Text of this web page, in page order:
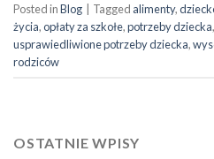
Posted inBlog Tagged alimenty,
życia,opłaty za szkołe,potrzeby dziecka,
usprawiedliwione potrzeby dziecka,
rodziców
OSTATNIE WPISY